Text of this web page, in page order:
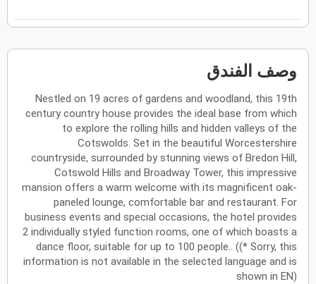
فبراير 2027
مارس 2027
ح الأحد نالاثنينثالثلاثاءر الأربعاءخالخميس
ج الجمعةس السبت
أبريل 2027
حالأحد نالاثنينث الثلاثاءرالأربعاءخالخميس
جالجمعةسالسبت
وصف الفندق
Nestled on 19 acres of gardens and woodland, this 19th
century country house provides the ideal base from which
to explore the rolling hills and hidden valleys of the
Cotswolds. Set in the beautiful Worcestershire
countryside, surrounded by stunning views of Bredon Hill,
Cotswold Hills and Broadway Tower, this impressive
mansion offers a warm welcome with its magnificent oak-
paneled lounge, comfortable bar and restaurant. For
business events and special occasions, the hotel provides
2 individually styled function rooms, one of which boasts a
dance floor, suitable for up to 100 people.. ((* Sorry, this
information is not available in the selected language and is
shown in EN)